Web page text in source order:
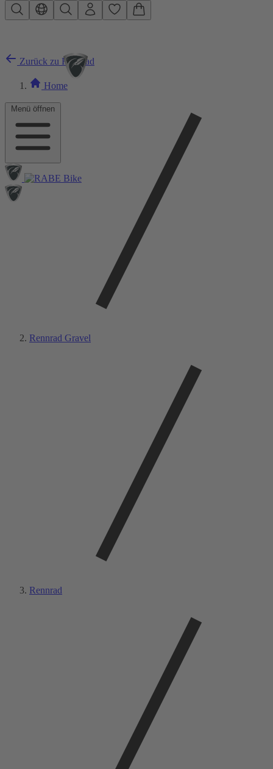
Zum Hauptinhalt springen
Menü öffnen
Zurück zu Rennrad
Home
Rennrad Gravel
Rennrad